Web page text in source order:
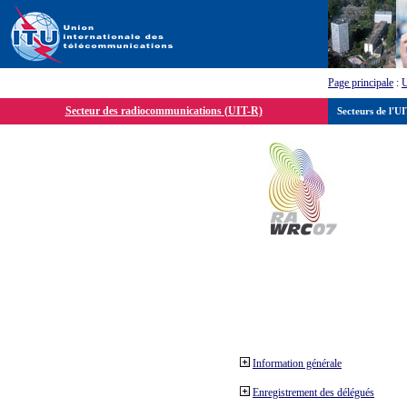
Page principale :
Secteur des radiocommunications (UIT-R)
Information générale
Enregistrement des délégués
Secteurs de